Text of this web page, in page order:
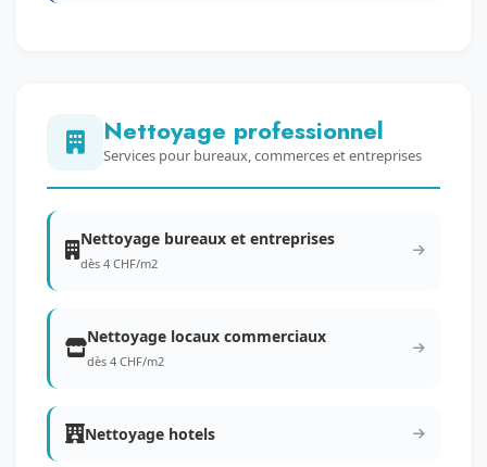
Nettoyage professionnel
Services pour bureaux, commerces et entreprises
Nettoyage bureaux et entreprises
dès 4 CHF/m2
Nettoyage locaux commerciaux
dès 4 CHF/m2
Nettoyage hotels